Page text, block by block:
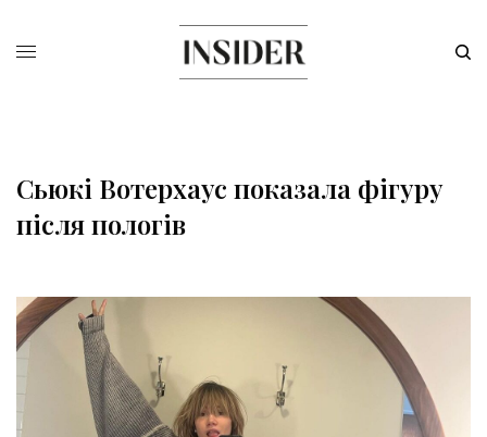
Сьюкі Вотерхаус показала фігуру
після пологів